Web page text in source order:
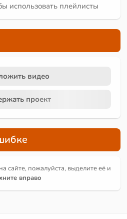
использовать плейлисты
видео
проект
сайте, пожалуйста, выделите её и
вправо